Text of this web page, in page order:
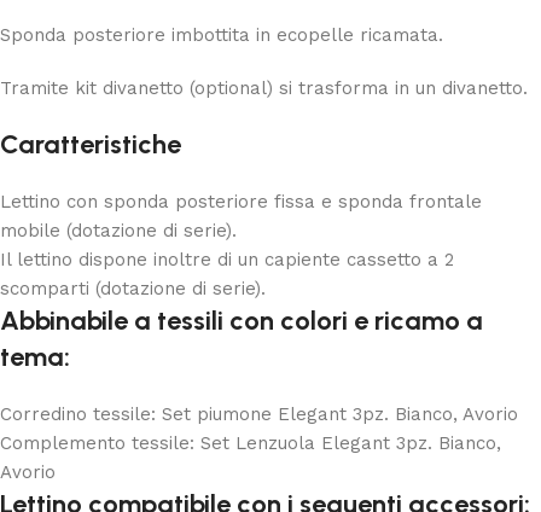
Sponda posteriore imbottita in ecopelle ricamata.
Tramite kit divanetto (optional) si trasforma in un divanetto.
Caratteristiche
Lettino con sponda posteriore fissa e sponda frontale
mobile (dotazione di serie).
Il lettino dispone inoltre di un capiente cassetto a 2
scomparti (dotazione di serie).
Abbinabile a tessili con colori e ricamo a
tema:
Corredino tessile: Set piumone Elegant 3pz. Bianco, Avorio
Complemento tessile: Set Lenzuola Elegant 3pz. Bianco,
Avorio
Lettino compatibile con i seguenti accessori: